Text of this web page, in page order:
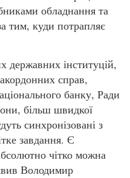
обладнання та
тим, куди потрапляє
державних інституцій,
справ,
банку, Ради
більш швидкої
синхронізовані з
завдання. Є
чітко можна
Володимир